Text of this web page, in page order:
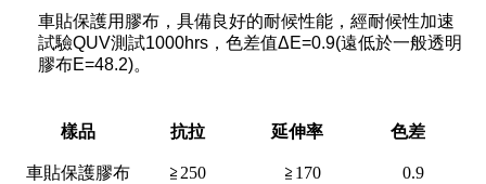
車貼保護用膠布，具備良好的耐候性能，經耐候性加速
試驗QUV測試1000hrs，色差值ΔE=0.9(遠低於一般透明
膠布E=48.2)。
樣品 抗拉 延伸率 色差
車貼保護膠布 ≧250 ≧170 0.9